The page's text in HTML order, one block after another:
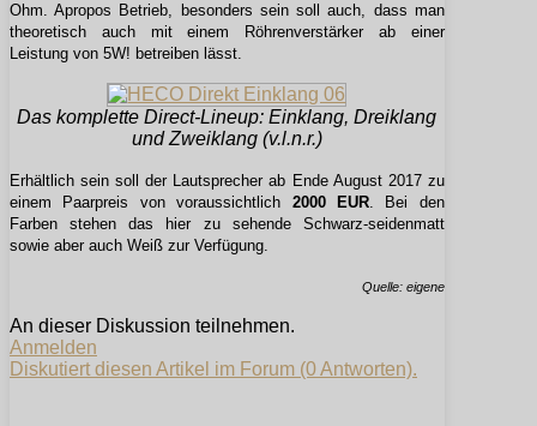
Ohm. Apropos Betrieb, besonders sein soll auch, dass man
theoretisch auch mit einem Röhrenverstärker ab einer
Leistung von 5W! betreiben lässt.
Das komplette Direct-Lineup: Einklang, Dreiklang
und Zweiklang (v.l.n.r.)
Erhältlich sein soll der Lautsprecher ab Ende August 2017 zu
einem Paarpreis von voraussichtlich 2000 EUR. Bei den
Farben stehen das hier zu sehende Schwarz-seidenmatt
sowie aber auch Weiß zur Verfügung.
Quelle: eigene
An dieser Diskussion teilnehmen.
Anmelden
Diskutiert diesen Artikel im Forum (0 Antworten).